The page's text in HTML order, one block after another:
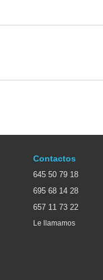
Contactos
645 50 79 18
695 68 14 28
657 11 73 22
Le llamamos